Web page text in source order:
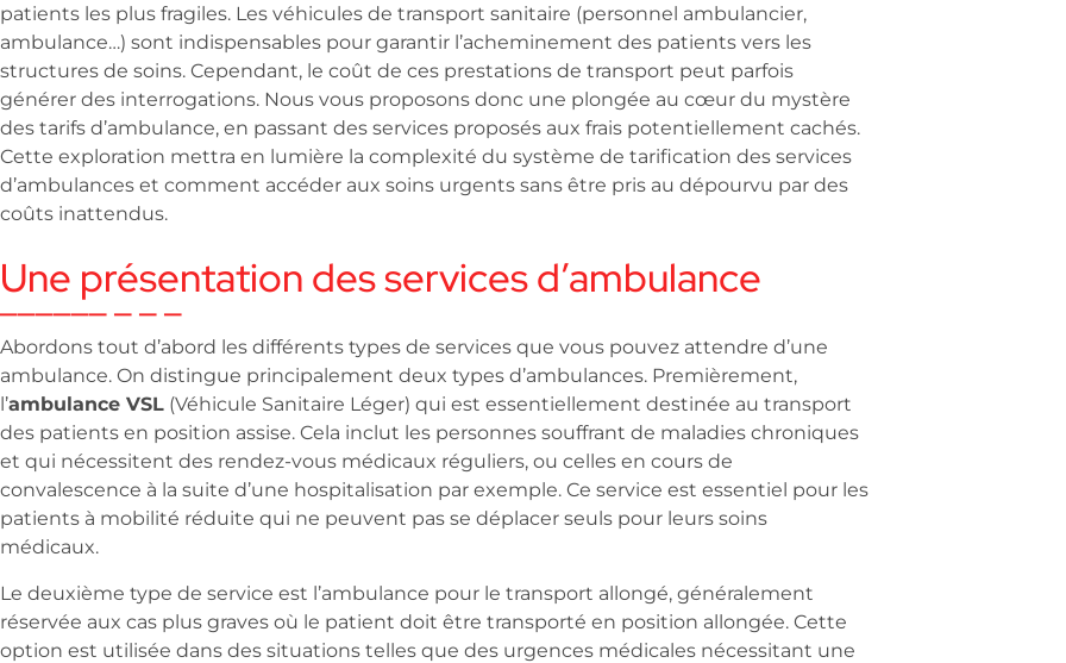
patients les plus fragiles. Les véhicules de transport sanitaire (personnel ambulancier,
ambulance…) sont indispensables pour garantir l’acheminement des patients vers les
structures de soins. Cependant, le coût de ces prestations de transport peut parfois
générer des interrogations. Nous vous proposons donc une plongée au cœur du mystère
des tarifs d’ambulance, en passant des services proposés aux frais potentiellement cachés.
Cette exploration mettra en lumière la complexité du système de tarification des services
d’ambulances et comment accéder aux soins urgents sans être pris au dépourvu par des
coûts inattendus.
Une présentation des services d’ambulance
Abordons tout d’abord les différents types de services que vous pouvez attendre d’une
ambulance. On distingue principalement deux types d’ambulances. Premièrement,
l’ambulance VSL (Véhicule Sanitaire Léger) qui est essentiellement destinée au transport
des patients en position assise. Cela inclut les personnes souffrant de maladies chroniques
et qui nécessitent des rendez-vous médicaux réguliers, ou celles en cours de
convalescence à la suite d’une hospitalisation par exemple. Ce service est essentiel pour les
patients à mobilité réduite qui ne peuvent pas se déplacer seuls pour leurs soins
médicaux.
Le deuxième type de service est l’ambulance pour le transport allongé, généralement
réservée aux cas plus graves où le patient doit être transporté en position allongée. Cette
option est utilisée dans des situations telles que des urgences médicales nécessitant une